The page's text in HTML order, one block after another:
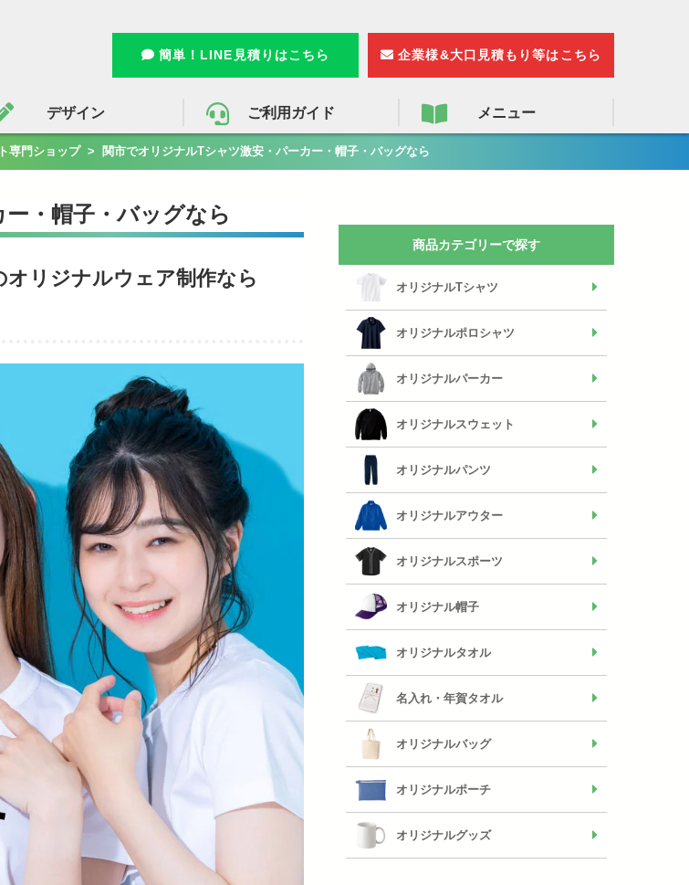
簡単！LINE見積りはこちら 企業様&大口見積もり等はこちら
デザイン ご利用ガイド メニュー
専門ショップ > 関市でオリジナルTシャツ激安・パーカー・帽子・バッグなら
・帽子・バッグなら
オリジナルウェア制作なら
商品カテゴリーで探す
オリジナルTシャツ
オリジナルポロシャツ
オリジナルパーカー
オリジナルスウェット
オリジナルパンツ
オリジナルアウター
オリジナルスポーツ
オリジナル帽子
オリジナルタオル
名入れ・年賀タオル
オリジナルバッグ
オリジナルポーチ
オリジナルグッズ
索